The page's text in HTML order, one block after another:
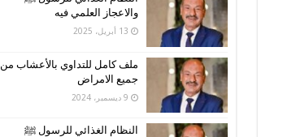
والاعجاز العلمي فيه
13 أبريل، 2025
ملف كامل للتداوي بالأعشاب من
جميع الامراض
9 ديسمبر، 2024
النظام الغذائي للرسول ﷺ